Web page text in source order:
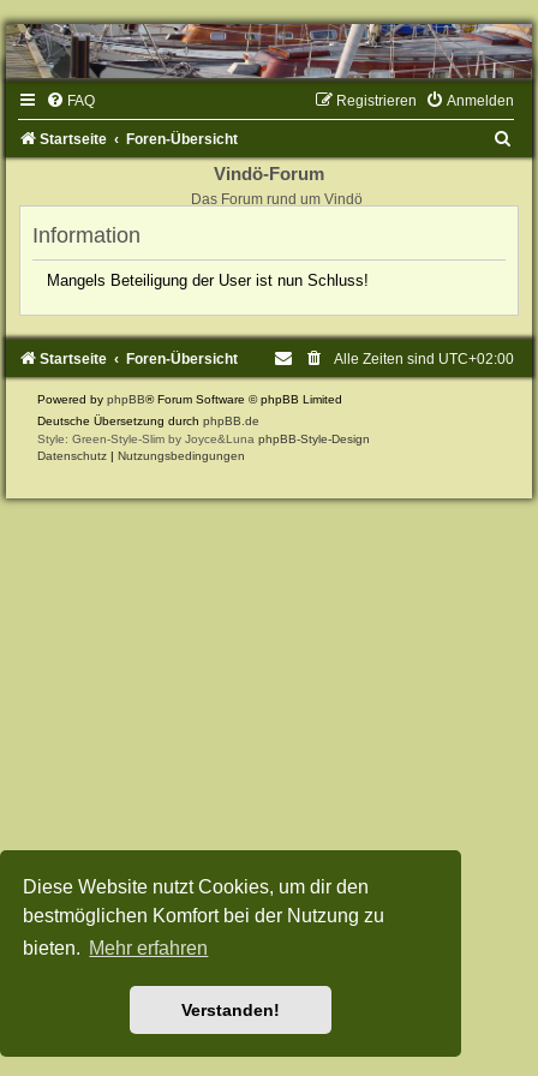
Diese Website nutzt Cookies, um dir den
bestmöglichen Komfort bei der Nutzung zu
bieten. Mehr erfahren
Verstanden!
FAQ Anmelden
Registrieren
Startseite Foren-Übersicht
Vindö-Forum
Das Forum rund um Vindö
Information
Mangels Beteiligung der User ist nun Schluss!
Startseite Foren-Übersicht Alle Zeiten sind UTC+02:00
Powered by phpBB® Forum Software © phpBB Limited
Deutsche Übersetzung durch phpBB.de
Style: Green-Style-Slim by Joyce&Luna phpBB-Style-Design
Datenschutz | Nutzungsbedingungen